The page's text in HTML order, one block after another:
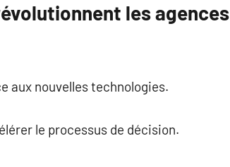
les agences
aux nouvelles technologies.
le processus de décision.